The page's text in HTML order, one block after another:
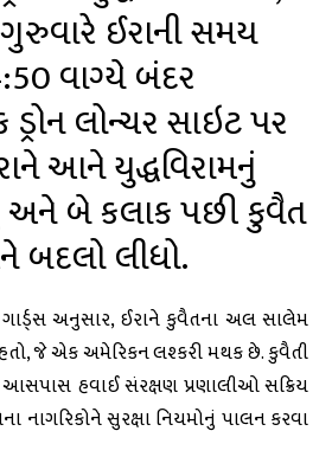
ઈરાની સમય
વાગ્યે બંદર
લોન્ચર સાઇટ પર
આને યુદ્ધવિરામનું
અને બે કલાક પછી કુવૈત
બદલો લીધો.
ગાર્ડ્સ અનુસાર, ઈરાને કુવૈતના અલ સાલેમ
જે એક અમેરિકન લશ્કરી મથક છે. કુવૈતી
હવાઈ સંરક્ષણ પ્રણાલીઓ સક્રિય
નાગરિકોને સુરક્ષા નિયમોનું પાલન કરવા